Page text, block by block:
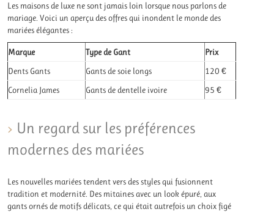
Les maisons de luxe ne sont jamais loin lorsque nous parlons de
mariage. Voici un aperçu des offres qui inondent le monde des
mariées élégantes :
Marque Type de Gant
Prix
Dents Gants
Gants de soie longs
120 €
Cornelia James
Gants de dentelle ivoire 95 €
Un regard sur les préférences
modernes des mariées
Les nouvelles mariées tendent vers des styles qui fusionnent
tradition et modernité. Des mitaines avec un look épuré, aux
gants ornés de motifs délicats, ce qui était autrefois un choix figé